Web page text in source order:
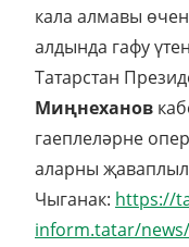
кала алмавы
алдында гафу
Татарстан
Миңнеханов
гаеплеләрне
аларны
Чыганак: https://
inform.tatar/